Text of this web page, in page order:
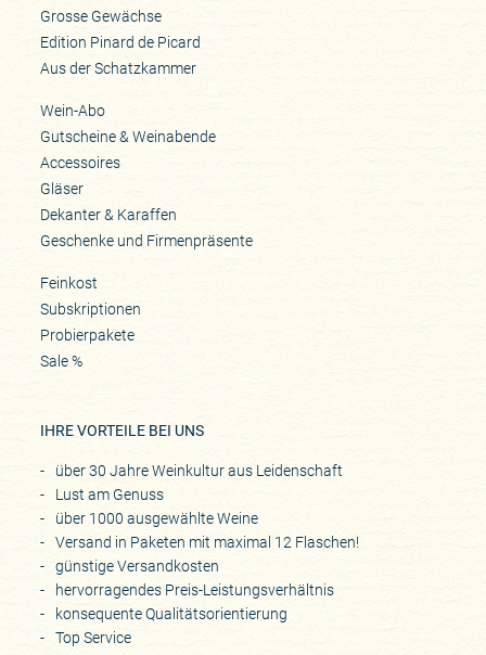
Grosse Gewächse
Edition Pinard de Picard
Aus der Schatzkammer
Wein-Abo
Gutscheine & Weinabende
Accessoires
Gläser
Dekanter & Karaffen
Geschenke und Firmenpräsente
Feinkost
Subskriptionen
Probierpakete
Sale %
IHRE VORTEILE BEI UNS
über 30 Jahre Weinkultur aus Leidenschaft
Lust am Genuss
über 1000 ausgewählte Weine
Versand in Paketen mit maximal 12 Flaschen!
günstige Versandkosten
hervorragendes Preis-Leistungsverhältnis
konsequente Qualitätsorientierung
Top Service